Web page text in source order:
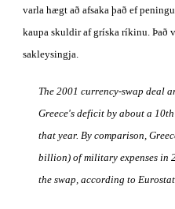
varla hægt að afsaka það ef
kaupa skuldir af gríska ríkinu. Það
sakleysingja.
The 2001 currency-swap deal
Greece's deficit by about a
that year. By comparison,
billion) of military expenses in
the swap, according to